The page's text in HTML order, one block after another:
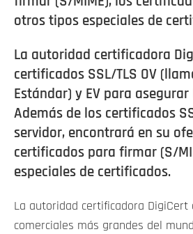
otros tipos especiales de
La autoridad certificadora
certificados SSL/TLS OV
Estándar) y EV para
Además de los certificados
servidor, encontrará en su
certificados para firmar (S/
especiales de certificados.
La autoridad certificadora DigiCert
comerciales más grandes del